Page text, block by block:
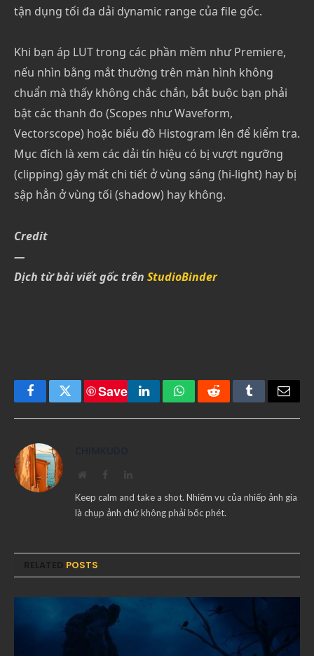
tận dụng tối đa dải dynamic range của file gốc.
Khi bạn áp LUT trong các phần mềm như Premiere,
nếu nhìn bằng mắt thường trên màn hình không
chuẩn mà thấy không chắc chắn, bắt buộc bạn phải
bật các thanh đo (Scopes như Waveform,
Vectorscope) hoặc biểu đồ Histogram lên để kiểm tra.
Mục đích là xem các dải tín hiệu có bị vượt ngưỡng
(clipping) gây mất chi tiết ở vùng sáng (hi-light) hay bị
sập hẳn ở vùng tối (shadow) hay không.
Credit
—
Dịch từ bài viết gốc trên StudioBinder
FacebookTwitter
Save
LinkedInWhatsAppRedditTumblrEmail
Keep calm and take a shot. Nhiệm vụ của nhiếp ảnh gia
là chụp ảnh chứ không phải bốc phét.
POSTS